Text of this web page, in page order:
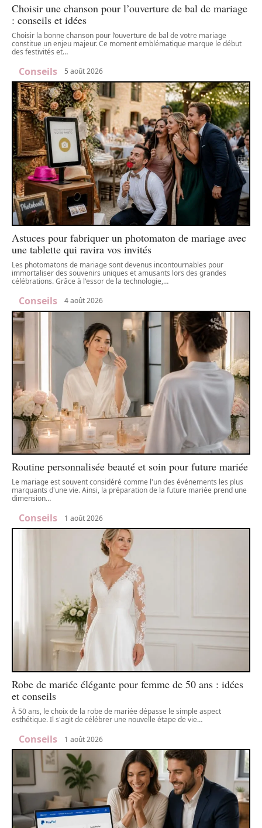
Choisir une chanson pour l’ouverture de bal de mariage
: conseils et idées
Choisir la bonne chanson pour l’ouverture de bal de votre mariage
constitue un enjeu majeur. Ce moment emblématique marque le début
des festivités et…
Conseils 5 août 2026
Astuces pour fabriquer un photomaton de mariage avec
une tablette qui ravira vos invités
Les photomatons de mariage sont devenus incontournables pour
immortaliser des souvenirs uniques et amusants lors des grandes
célébrations. Grâce à l'essor de la technologie,…
Conseils 4 août 2026
Routine personnalisée beauté et soin pour future mariée
Le mariage est souvent considéré comme l'un des événements les plus
marquants d'une vie. Ainsi, la préparation de la future mariée prend une
dimension…
Conseils 1 août 2026
Robe de mariée élégante pour femme de 50 ans : idées
et conseils
À 50 ans, le choix de la robe de mariée dépasse le simple aspect
esthétique. Il s'agit de célébrer une nouvelle étape de vie…
Conseils 1 août 2026